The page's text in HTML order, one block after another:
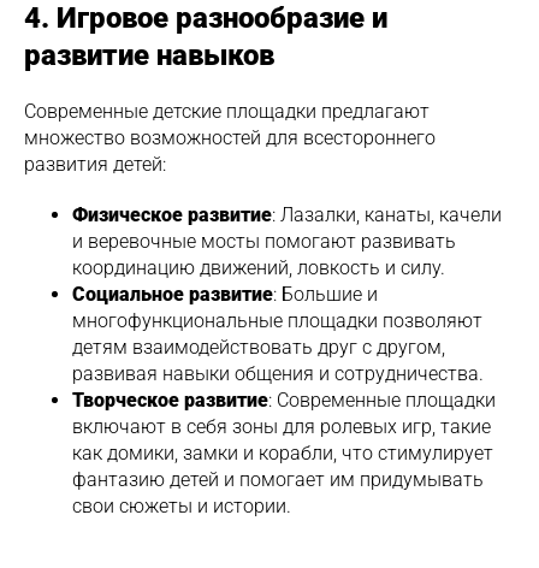
4. Игровое разнообразие и
развитие навыков
Современные детские площадки предлагают
множество возможностей для всестороннего
развития детей:
Физическое развитие: Лазалки, канаты, качели
и веревочные мосты помогают развивать
координацию движений, ловкость и силу.
Социальное развитие: Большие и
многофункциональные площадки позволяют
детям взаимодействовать друг с другом,
развивая навыки общения и сотрудничества.
Творческое развитие: Современные площадки
включают в себя зоны для ролевых игр, такие
как домики, замки и корабли, что стимулирует
фантазию детей и помогает им придумывать
свои сюжеты и истории.